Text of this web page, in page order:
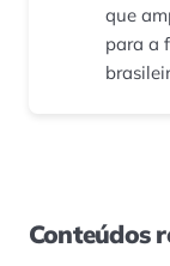
que
para a
Conteúdos